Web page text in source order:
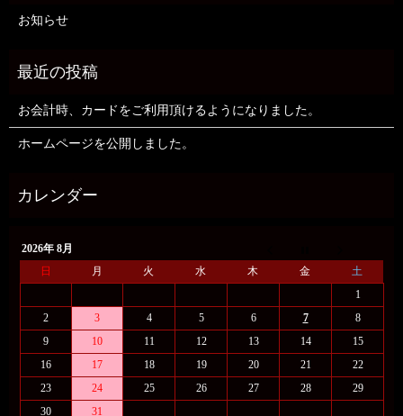
お知らせ
お会計時、カードをご利用頂けるようになりました。
ホームページを公開しました。
2026年 8月
日
月 火 水 木 金
土
1
2
3 4 5 6 7
8
9
10 11 12 13 14
15
16
17 18 19 20 21
22
23
24 25 26 27 28
29
30
31